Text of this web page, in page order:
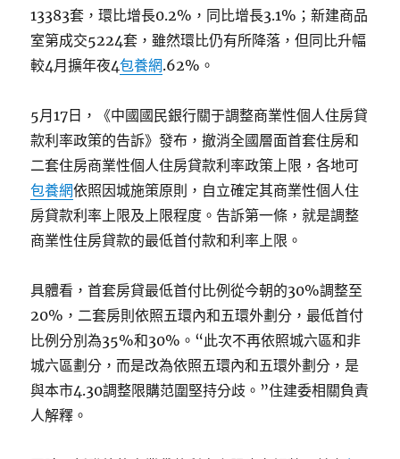
13383套，環比增長0.2%，同比增長3.1%；新建商品
室第成交5224套，雖然環比仍有所降落，但同比升幅
較4月擴年夜4包養網.62%。
5月17日，《中國國民銀行關于調整商業性個人住房貸
款利率政策的告訴》發布，撤消全國層面首套住房和
二套住房商業性個人住房貸款利率政策上限，各地可
包養網依照因城施策原則，自立確定其商業性個人住
房貸款利率上限及上限程度。告訴第一條，就是調整
商業性住房貸款的最低首付款和利率上限。
具體看，首套房貸最低首付比例從今朝的30%調整至
20%，二套房則依照五環內和五環外劃分，最低首付
比例分別為35%和30%。“此次不再依照城六區和非
城六區劃分，而是改為依照五環內和五環外劃分，是
與本市4.30調整限購范圍堅持分歧。”住建委相關負責
人解釋。